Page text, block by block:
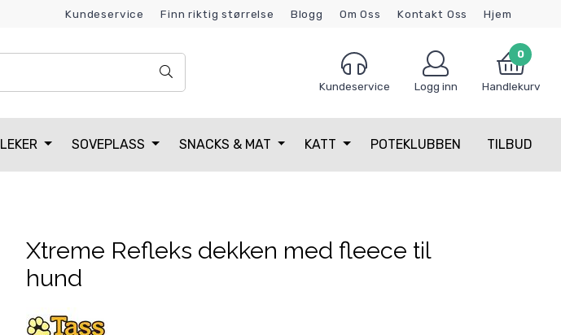
Kundeservice Finn riktig størrelse Blogg Om Oss Kontakt Oss
Hjem
Kundeservice Logg inn
0
Handlekurv
LEKER SOVEPLASS SNACKS & MAT KATT POTEKLUBBEN TILBUD
Xtreme Refleks dekken med fleece til
hund